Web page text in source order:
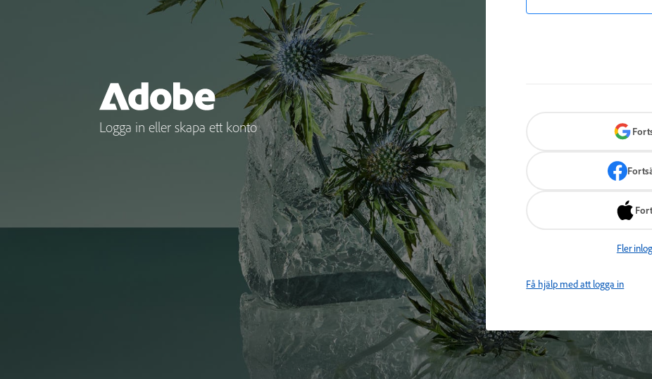
Logga in eller skapa ett konto
Fler
Få hjälp med att logga in